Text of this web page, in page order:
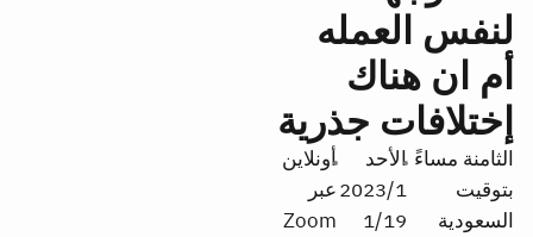
لنفس العمله
أم ان هناك
إختلافات جذرية
أونلاين
عبر
Zoom
الأحد
2023/1
1/19
الثامنة مساءً
بتوقيت
السعودية